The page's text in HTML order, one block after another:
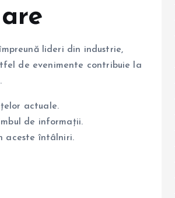
lideri din industrie,
de evenimente contribuie la
actuale.
de informații.
aceste întâlniri.